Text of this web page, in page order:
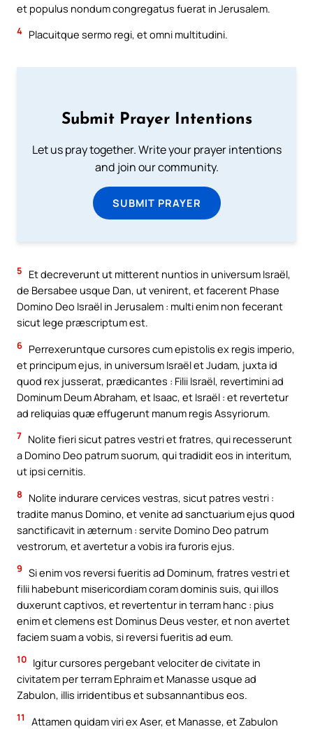
et populus nondum congregatus fuerat in Jerusalem.
4 Placuitque sermo regi, et omni multitudini.
Submit Prayer Intentions
Let us pray together. Write your prayer intentions
and join our community.
SUBMIT PRAYER
5
Et decreverunt ut mitterent nuntios in universum Israël,
de Bersabee usque Dan, ut venirent, et facerent Phase
Domino Deo Israël in Jerusalem : multi enim non fecerant
sicut lege præscriptum est.
6 Perrexeruntque cursores cum epistolis ex regis imperio,
et principum ejus, in universum Israël et Judam, juxta id
quod rex jusserat, prædicantes : Filii Israël, revertimini ad
Dominum Deum Abraham, et Isaac, et Israël : et revertetur
ad reliquias quæ effugerunt manum regis Assyriorum.
7 Nolite fieri sicut patres vestri et fratres, qui recesserunt
a Domino Deo patrum suorum, qui tradidit eos in interitum,
ut ipsi cernitis.
8
Nolite indurare cervices vestras, sicut patres vestri :
tradite manus Domino, et venite ad sanctuarium ejus quod
sanctificavit in æternum : servite Domino Deo patrum
vestrorum, et avertetur a vobis ira furoris ejus.
9 Si enim vos reversi fueritis ad Dominum, fratres vestri et
filii habebunt misericordiam coram dominis suis, qui illos
duxerunt captivos, et revertentur in terram hanc : pius
enim et clemens est Dominus Deus vester, et non avertet
faciem suam a vobis, si reversi fueritis ad eum.
10 Igitur cursores pergebant velociter de civitate in
civitatem per terram Ephraim et Manasse usque ad
Zabulon, illis irridentibus et subsannantibus eos.
11
Attamen quidam viri ex Aser, et Manasse, et Zabulon